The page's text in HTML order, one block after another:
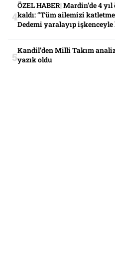
ÖZEL HABER| Mardin’de 4
kaldı: “Tüm ailemizi
Dedemi yaralayıp işkenceyle
Kandil’den Milli Takım
yazık oldu